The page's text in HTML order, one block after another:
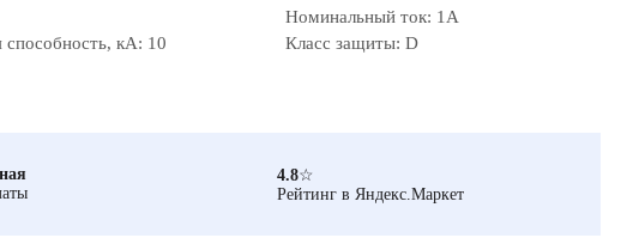
Номинальный ток: 1А
кА: 10
Класс защиты: D
4.8☆
Рейтинг в Яндекс.Маркет